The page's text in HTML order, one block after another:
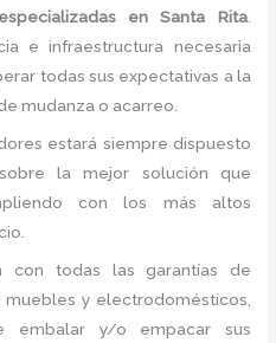
en Santa Rita.
e infraestructura necesaria
todas sus expectativas a la
mudanza o acarreo.
estará siempre dispuesto
la mejor solución que
con los más altos
con todas las garantías de
y electrodomésticos,
embalar y/o empacar sus